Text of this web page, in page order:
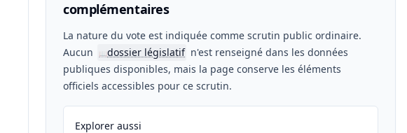
complémentaires
La nature du vote est indiquée comme scrutin public ordinaire.
Aucun
📖dossier législatif n'est renseigné dans les données
publiques disponibles, mais la page conserve les éléments
officiels accessibles pour ce scrutin.
Explorer aussi